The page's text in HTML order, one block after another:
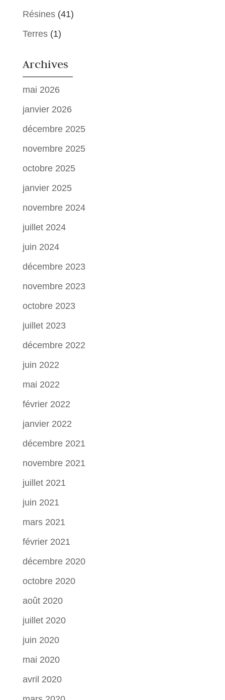
Résines(41)
Terres(1)
Archives
mai 2026
janvier 2026
décembre 2025
novembre 2025
octobre 2025
janvier 2025
novembre 2024
juillet 2024
juin 2024
décembre 2023
novembre 2023
octobre 2023
juillet 2023
décembre 2022
juin 2022
mai 2022
février 2022
janvier 2022
décembre 2021
novembre 2021
juillet 2021
juin 2021
mars 2021
février 2021
décembre 2020
octobre 2020
août 2020
juillet 2020
juin 2020
mai 2020
avril 2020